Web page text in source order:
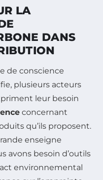
LA
DANS
de conscience
plusieurs acteurs
leur besoin
concernant
qu’ils proposent.
enseigne
avons besoin d’outils
environnemental